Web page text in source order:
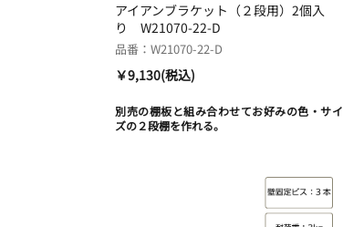
アイアンブラケット（２段用）2個入
り W21070-22-D
品番：W21070-22-D
￥9,130(税込)
別売の棚板と組み合わせてお好みの色・サイ
ズの２段棚を作れる。